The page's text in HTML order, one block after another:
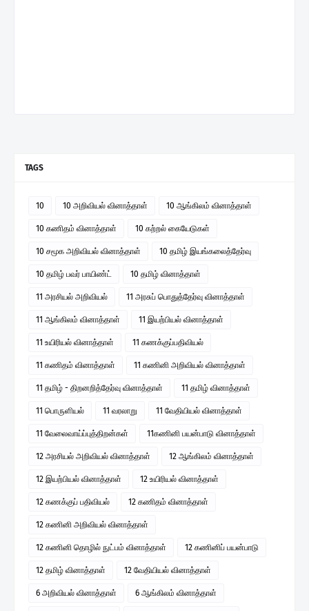
TAGS
10 10 அறிவியல் வினாத்தாள் 10 ஆங்கிலம் வினாத்தாள்
10 கணிதம் வினாத்தாள் 10 கற்றல் கையேடுகள்
10 சமூக அறிவியல் வினாத்தாள் 10 தமிழ் இயங்கலைத்தேர்வு
10 தமிழ் பவர் பாயிண்ட் 10 தமிழ் வினாத்தாள்
11 அரசியல் அறிவியல் 11 அரசுப் பொதுத்தேர்வு வினாத்தாள்
11 ஆங்கிலம் வினாத்தாள் 11 இயற்பியல் வினாத்தாள்
11 உயிரியல் வினாத்தாள் 11 கணக்குப்பதிவியல்
11 கணிதம் வினாத்தாள் 11 கணினி அறிவியல் வினாத்தாள்
11 தமிழ் - திறனறித்தேர்வு வினாத்தாள் 11 தமிழ் வினாத்தாள்
11 பொருளியல் 11 வரலாறு 11 வேதியியல் வினாத்தாள்
11 வேலைவாய்ப்புத்திறன்கள் 11கணினி பயன்பாடு வினாத்தாள்
12 அரசியல் அறிவியல் வினாத்தாள் 12 ஆங்கிலம் வினாத்தாள்
12 இயற்பியல் வினாத்தாள் 12 உயிரியல் வினாத்தாள்
12 கணக்குப் பதிவியல் 12 கணிதம் வினாத்தாள்
12 கணினி அறிவியல் வினாத்தாள்
12 கணினி தொழில் நுட்பம் வினாத்தாள் 12 கணினிப் பயன்பாடு
12 தமிழ் வினாத்தாள் 12 வேதியியல் வினாத்தாள்
6 அறிவியல் வினாத்தாள் 6 ஆங்கிலம் வினாத்தாள்